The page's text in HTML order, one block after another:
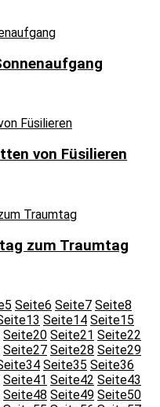
von Füsilieren
zum Traumtag
5 Seite6 Seite7 Seite8
13 Seite14 Seite15
Seite20 Seite21 Seite22
Seite27 Seite28 Seite29
34 Seite35 Seite36
Seite41 Seite42 Seite43
Seite48 Seite49 Seite50